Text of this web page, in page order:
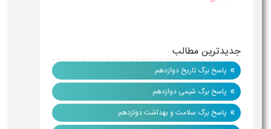
مطالب
برگ تاریخ دوازدهم
برگ شیمی دوازدهم
برگ سلامت و بهداشت دوازدهم